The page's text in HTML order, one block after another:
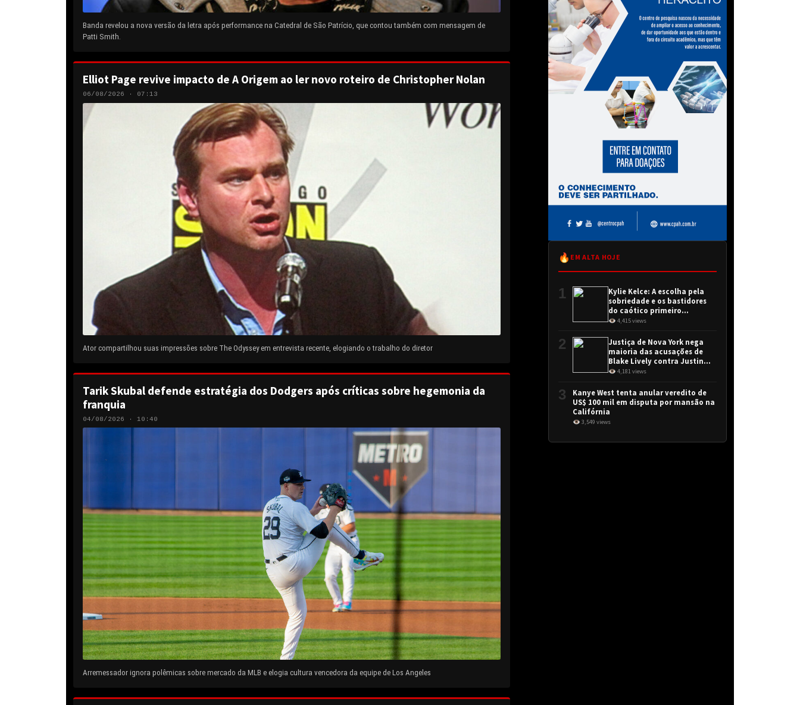
Banda revelou a nova versão da letra após performance na Catedral de São Patrício, que contou também com mensagem de
Patti Smith.
Elliot Page revive impacto de A Origem ao ler novo roteiro de Christopher Nolan
06/08/2026 · 07:13
Ator compartilhou suas impressões sobre The Odyssey em entrevista recente, elogiando o trabalho do diretor
Tarik Skubal defende estratégia dos Dodgers após críticas sobre hegemonia da
franquia
04/08/2026 · 10:40
Arremessador ignora polêmicas sobre mercado da MLB e elogia cultura vencedora da equipe de Los Angeles
🔥 EM ALTA HOJE
1
Kylie Kelce: A escolha pela
sobriedade e os bastidores
do caótico primeiro
encontro
👁 4,415 views
2
Justiça de Nova York nega
maioria das acusações de
Blake Lively contra Justin
Baldoni
👁 4,181 views
3
Kanye West tenta anular veredito de
US$ 100 mil em disputa por mansão na
Califórnia
👁 3,549 views